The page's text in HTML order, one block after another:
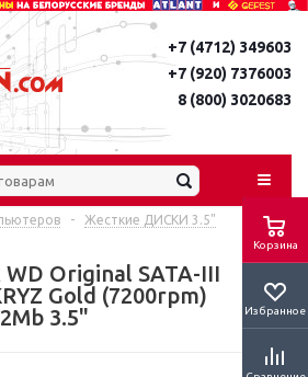
Корзина
Избранное
+7 (4712) 349603
+7 (920) 7376003
8 (800) 3020683
- Жесткие ДИСКИ 3.5"
Original SATA-III
Gold (7200rpm)
3.5"